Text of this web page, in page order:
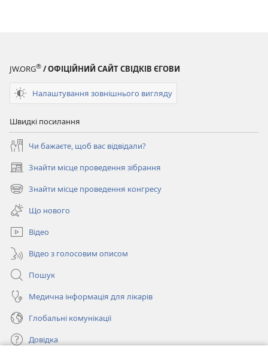
JW.ORG® / ОФІЦІЙНИЙ САЙТ СВІДКІВ ЄГОВИ
Налаштування зовнішнього вигляду
Швидкі посилання
Чи бажаєте, щоб вас відвідали?
Знайти місце проведення зібрання
(відкривається
у
новому
вікні)
Знайти місце проведення конгресу
(відкривається
новому
вікні)
Що нового
Відео
Відео з голосовим описом
Пошук
Медична інформація для лікарів
Глобальні комунікації
Довідка